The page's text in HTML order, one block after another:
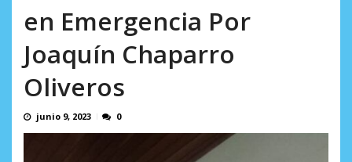
en Emergencia Por
Joaquín Chaparro
Oliveros
junio 9, 2023 0